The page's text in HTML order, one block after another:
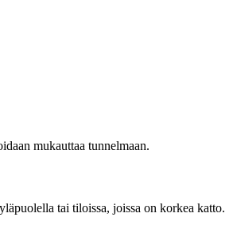
mukauttaa tunnelmaan.
tai tiloissa, joissa on korkea katto.